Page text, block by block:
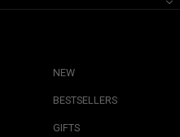
NEW
BESTSELLERS
GIFTS